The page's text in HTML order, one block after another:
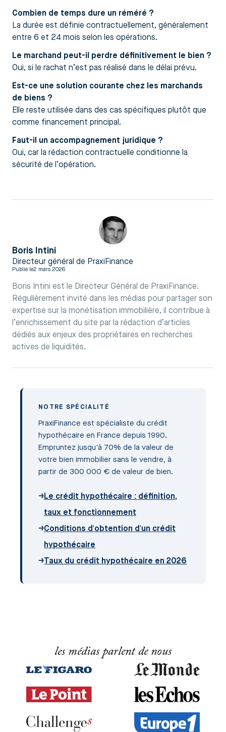
Combien de temps dure un réméré ?
La durée est définie contractuellement, généralement
entre 6 et 24 mois selon les opérations.
Le marchand peut-il perdre définitivement le bien ?
Oui, si le rachat n’est pas réalisé dans le délai prévu.
Est-ce une solution courante chez les marchands
de biens ?
Elle reste utilisée dans des cas spécifiques plutôt que
comme financement principal.
Faut-il un accompagnement juridique ?
Oui, car la rédaction contractuelle conditionne la
sécurité de l’opération.
Boris Intini
Directeur général de PraxiFinance
Publié le2 mars 2026
Boris Intini est le Directeur Général de PraxiFinance.
Régulièrement invité dans les médias pour partager son
expertise sur la monétisation immobilière, il contribue à
l’enrichissement du site par la rédaction d’articles
dédiés aux enjeux des propriétaires en recherches
actives de liquidités.
NOTRE SPÉCIALITÉ
PraxiFinance est spécialiste du crédit
hypothécaire en France depuis 1990.
Empruntez jusqu'à 70% de la valeur de
votre bien immobilier sans le vendre, à
partir de 300 000 € de valeur de bien.
→Le crédit hypothécaire : définition,
taux et fonctionnement
→Conditions d'obtention d'un crédit
hypothécaire
→Taux du crédit hypothécaire en 2026
les médias parlent de nous